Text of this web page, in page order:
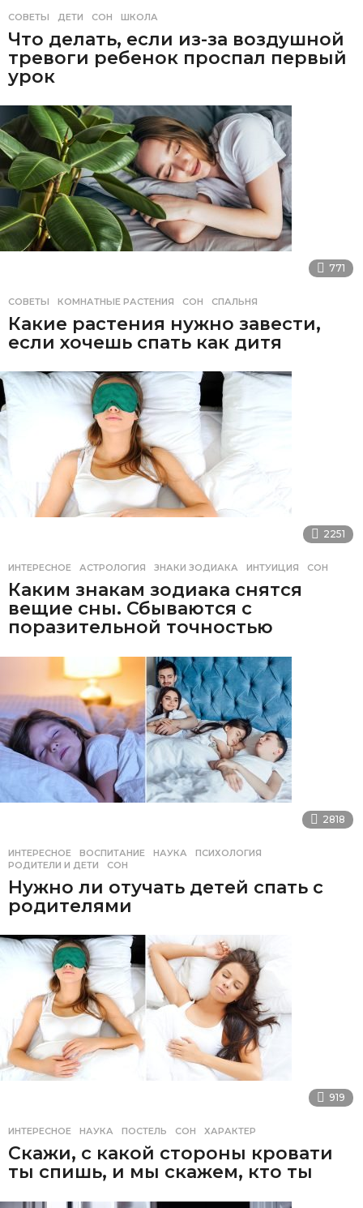
СОВЕТЫ ДЕТИ ,СОН ,ШКОЛА
Что делать, если из-за воздушной
тревоги ребенок проспал первый
урок
771
СОВЕТЫ КОМНАТНЫЕ РАСТЕНИЯ ,СОН ,СПАЛЬНЯ
Какие растения нужно завести,
если хочешь спать как дитя
2251
ИНТЕРЕСНОЕ АСТРОЛОГИЯ ,ЗНАКИ ЗОДИАКА ,ИНТУИЦИЯ ,СОН
Каким знакам зодиака снятся
вещие сны. Сбываются с
поразительной точностью
2818
ИНТЕРЕСНОЕ ВОСПИТАНИЕ ,НАУКА ,ПСИХОЛОГИЯ
РОДИТЕЛИ И ДЕТИ
,СОН
Нужно ли отучать детей спать с
родителями
919
ИНТЕРЕСНОЕ НАУКА ,ПОСТЕЛЬ ,СОН ,ХАРАКТЕР
Скажи, с какой стороны кровати
ты спишь, и мы скажем, кто ты